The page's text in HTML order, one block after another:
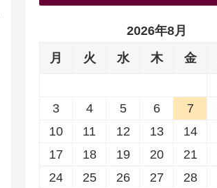
2026年8月
月
火 水 木 金
3
4 5 6 7
10
11 12 13 14
17
18 19 20 21
24
25 26 27 28